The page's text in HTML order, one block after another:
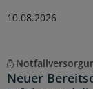
10.08.2026
Neuer